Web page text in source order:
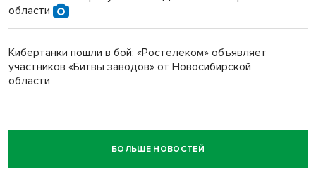
области
Кибертанки пошли в бой: «Ростелеком» объявляет
участников «Битвы заводов» от Новосибирской
области
БОЛЬШЕ НОВОСТЕЙ